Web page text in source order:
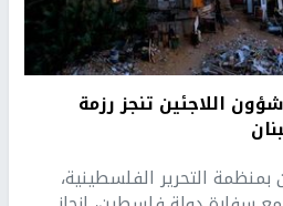
اللاجئين تنجز رزمة
التحرير الفلسطينية،